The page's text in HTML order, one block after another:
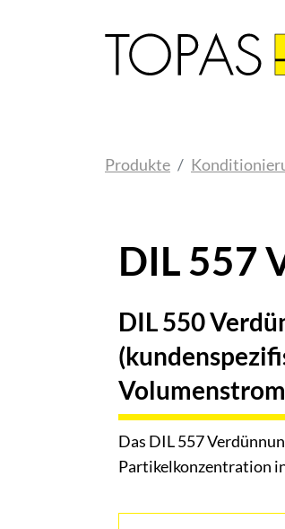
Produkte
DIL 557
DIL 550
Das DIL 557
Partikelkonzentration